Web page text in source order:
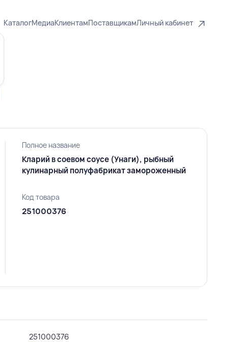
КаталогМедиаКлиентамПоставщикамЛичный кабинет
Полное название
Кларий в соевом соусе (Унаги), рыбный
кулинарный полуфабрикат замороженный
Код товара
251000376
251000376